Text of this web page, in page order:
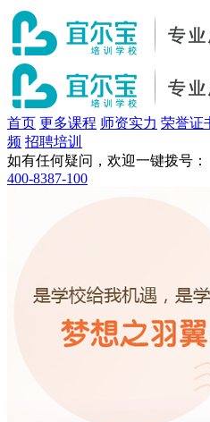
首页 更多课程 师资实力 荣誉证
频 招聘培训
如有任何疑问，欢迎一键拨号：
400-8387-100